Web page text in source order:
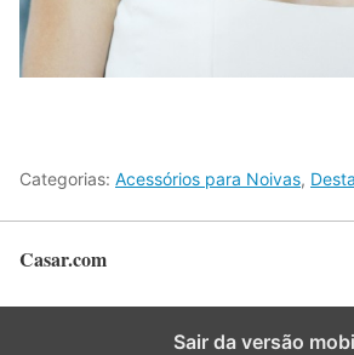
Categorias: Acessórios para Noivas,
Casar.com
Sair da versão